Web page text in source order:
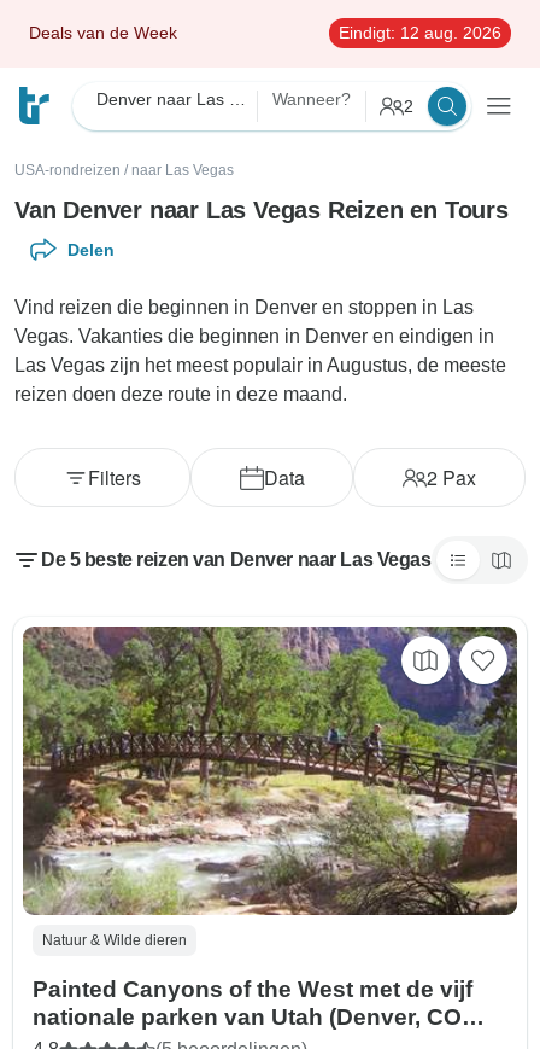
Deals van de Week Eindigt: 12 aug. 2026
Wanneer? 2
USA-rondreizen / naar Las Vegas
Van Denver naar Las Vegas Reizen en Tours
Delen
Vind reizen die beginnen in Denver en stoppen in Las
Vegas. Vakanties die beginnen in Denver en eindigen in
Las Vegas zijn het meest populair in Augustus, de meeste
reizen doen deze route in deze maand.
Data 2 Pax
Filters
De 5 beste reizen van Denver naar Las Vegas
Natuur & Wilde dieren
Painted Canyons of the West met de vijf
nationale parken van Utah (Denver, CO